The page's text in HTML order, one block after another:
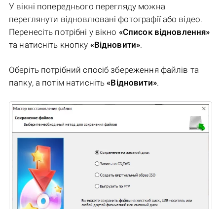
У вікні попереднього перегляду можна
переглянути відновлювані фотографії або відео.
Перенесіть потрібні у вікно «Список відновлення»
та натисніть кнопку «Відновити».
Оберіть потрібний спосіб збереження файлів та
папку, а потім натисніть«Відновити».